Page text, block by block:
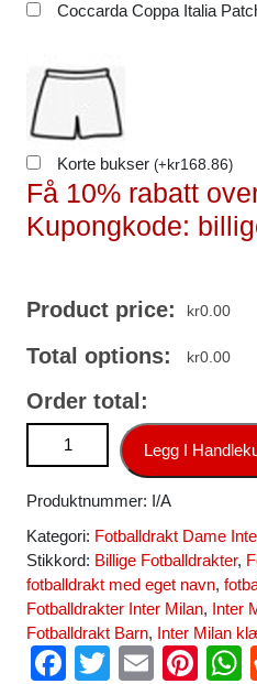
Coccarda Coppa Italia
Korte bukser (+kr168.86)
Få 10% rabatt
Kupongkode:
Product price: kr0.00
Total options: kr0.00
Order total:
Inter Milan Federico Dimarco
Fotballdrakter antallLegg I
Produktnummer: I/A
Kategori: Fotballdrakt Dame
Stikkord: Billige Fotballdrakter,
fotballdrakt med eget navn,
Fotballdrakter Inter Milan, Inter
Fotballdrakt Barn, Inter Milan
F
T
E
Pi